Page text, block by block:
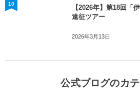
【2026年】第18回「
遠征ツアー
2026年3月13日
10
公式ブログのカ